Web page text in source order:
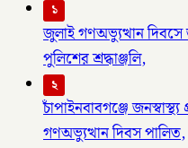
১
জুলাই গণঅভ্যুত্থান দিবসে
পুলিশের শ্রদ্ধাঞ্জলি,
২
চাঁপাইনবাবগঞ্জে
গণঅভ্যুত্থান দিবস পালিত,